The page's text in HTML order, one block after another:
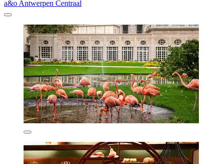
a&o Antwerpen Centraal